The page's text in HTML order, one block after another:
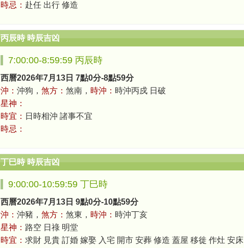
時忌： 赴任 出行 修造
丙辰時 時辰吉凶
7:00:00-8:59:59 丙辰時
西曆2026年7月13日 7點0分-8點59分
沖： 沖狗， 煞方： 煞南， 時沖： 時沖丙戍 日破
星神：
時宜： 日時相沖 諸事不宜
時忌：
丁巳時 時辰吉凶
9:00:00-10:59:59 丁巳時
西曆2026年7月13日 9點0分-10點59分
沖： 沖豬， 煞方： 煞東， 時沖： 時沖丁亥
星神： 路空 日祿 明堂
時宜： 求財 見貴 訂婚 嫁娶 入宅 開市 安葬 修造 蓋屋 移徙 作灶 安床